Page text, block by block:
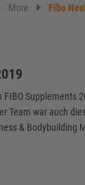
More Fibo
FIBO Supplements
Team war auch
& Bodybuilding